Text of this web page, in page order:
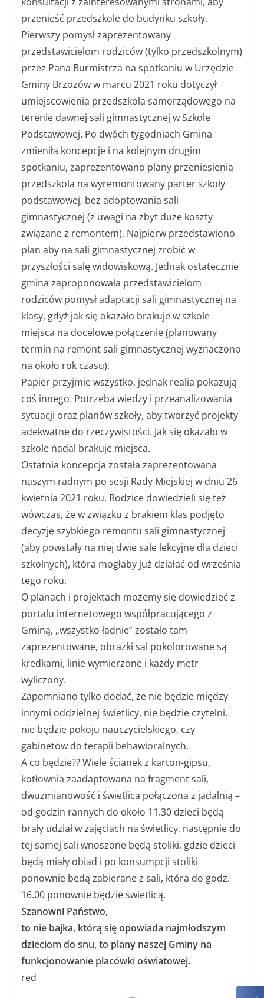
przenieść przedszkole do budynku szkoły.
Pierwszy pomysł zaprezentowany
przedstawicielom rodziców (tylko przedszkolnym)
przez Pana Burmistrza na spotkaniu w Urzędzie
Gminy Brzozów w marcu 2021 roku dotyczył
umiejscowienia przedszkola samorządowego na
terenie dawnej sali gimnastycznej w Szkole
Podstawowej. Po dwóch tygodniach Gmina
zmieniła koncepcje i na kolejnym drugim
spotkaniu, zaprezentowano plany przeniesienia
przedszkola na wyremontowany parter szkoły
podstawowej, bez adoptowania sali
gimnastycznej (z uwagi na zbyt duże koszty
związane z remontem). Najpierw przedstawiono
plan aby na sali gimnastycznej zrobić w
przyszłości salę widowiskową. Jednak ostatecznie
gmina zaproponowała przedstawicielom
rodziców pomysł adaptacji sali gimnastycznej na
klasy, gdyż jak się okazało brakuje w szkole
miejsca na docelowe połączenie (planowany
termin na remont sali gimnastycznej wyznaczono
na około rok czasu).
Papier przyjmie wszystko, jednak realia pokazują
coś innego. Potrzeba wiedzy i przeanalizowania
sytuacji oraz planów szkoły, aby tworzyć projekty
adekwatne do rzeczywistości. Jak się okazało w
szkole nadal brakuje miejsca.
Ostatnia koncepcja została zaprezentowana
naszym radnym po sesji Rady Miejskiej w dniu 26
kwietnia 2021 roku. Rodzice dowiedzieli się też
wówczas, że w związku z brakiem klas podjęto
decyzję szybkiego remontu sali gimnastycznej
(aby powstały na niej dwie sale lekcyjne dla dzieci
szkolnych), która mogłaby już działać od września
tego roku.
O planach i projektach możemy się dowiedzieć z
portalu internetowego współpracującego z
Gminą, „wszystko ładnie” zostało tam
zaprezentowane, obrazki sal pokolorowane są
kredkami, linie wymierzone i każdy metr
wyliczony.
Zapomniano tylko dodać, że nie będzie między
innymi oddzielnej świetlicy, nie będzie czytelni,
nie będzie pokoju nauczycielskiego, czy
gabinetów do terapii behawioralnych.
A co będzie?? Wiele ścianek z karton-gipsu,
kotłownia zaadaptowana na fragment sali,
dwuzmianowość i świetlica połączona z jadalnią –
od godzin rannych do około 11.30 dzieci będą
brały udział w zajęciach na świetlicy, następnie do
tej samej sali wnoszone będą stoliki, gdzie dzieci
będą miały obiad i po konsumpcji stoliki
ponownie będą zabierane z sali, która do godz.
16.00 ponownie będzie świetlicą.
Szanowni Państwo,
to nie bajka, którą się opowiada najmłodszym
dzieciom do snu, to plany naszej Gminy na
funkcjonowanie placówki oświatowej.
red